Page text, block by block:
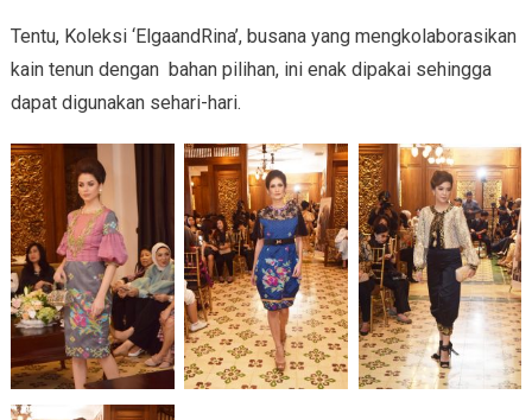
Tentu, Koleksi ‘ElgaandRina’, busana yang mengkolaborasikan
kain tenun dengan bahan pilihan, ini enak dipakai sehingga
dapat digunakan sehari-hari.